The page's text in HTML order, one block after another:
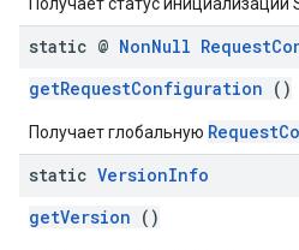
static @ NonNull Request
getRequestConfiguration ()
Получает глобальную
static VersionInfo
getVersion ()